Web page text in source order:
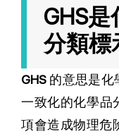
GHS
分類標
GHS 的意思是化
一致化的化學品
項會造成物理危